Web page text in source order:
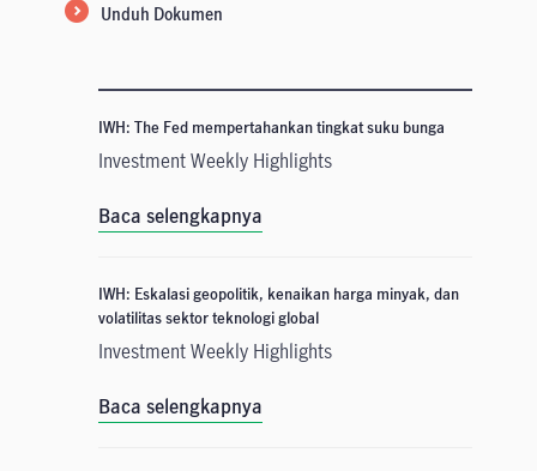
Unduh Dokumen
IWH: The Fed mempertahankan tingkat suku bunga
Investment Weekly Highlights
Baca selengkapnya
IWH: Eskalasi geopolitik, kenaikan harga minyak, dan
volatilitas sektor teknologi global
Investment Weekly Highlights
Baca selengkapnya